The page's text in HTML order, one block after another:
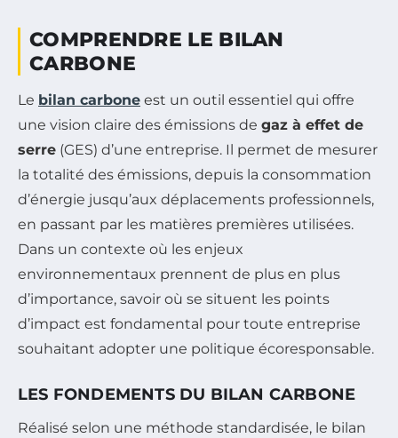
COMPRENDRE LE BILAN
CARBONE
Le bilan carbone est un outil essentiel qui offre
une vision claire des émissions de gaz à effet de
serre (GES) d’une entreprise. Il permet de mesurer
la totalité des émissions, depuis la consommation
d’énergie jusqu’aux déplacements professionnels,
en passant par les matières premières utilisées.
Dans un contexte où les enjeux
environnementaux prennent de plus en plus
d’importance, savoir où se situent les points
d’impact est fondamental pour toute entreprise
souhaitant adopter une politique écoresponsable.
LES FONDEMENTS DU BILAN CARBONE
Réalisé selon une méthode standardisée, le bilan